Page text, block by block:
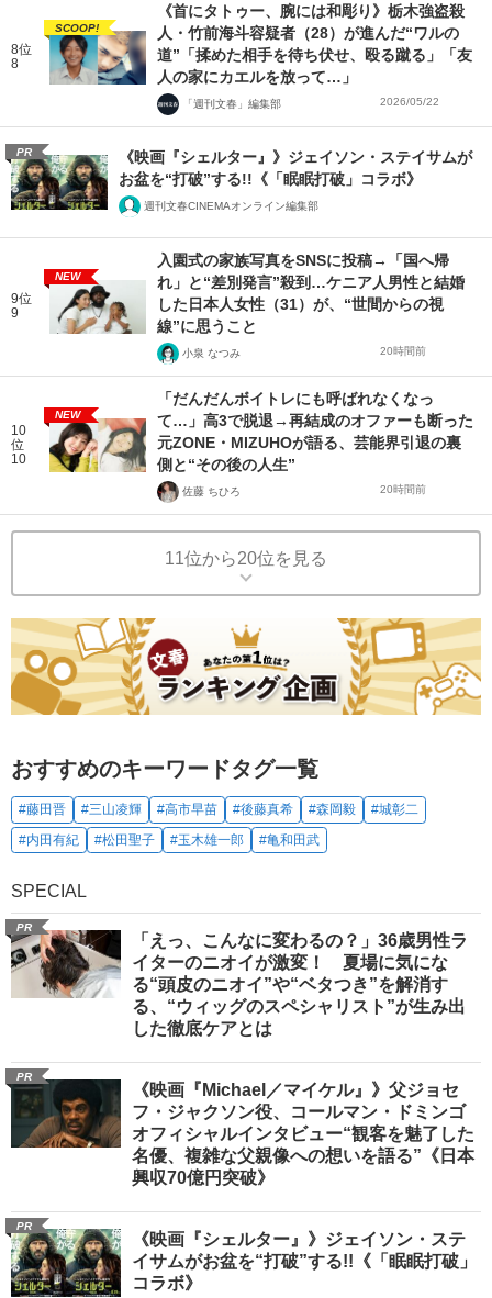
8位
8
SCOOP!
《首にタトゥー、腕には和彫り》栃木強盗殺
人・竹前海斗容疑者（28）が進んだ“ワルの
道”「揉めた相手を待ち伏せ、殴る蹴る」「友
人の家にカエルを放って…」
「週刊文春」編集部 2026/05/22
PR
《映画『シェルター』》ジェイソン・ステイサムが
お盆を“打破”する!!《「眠眠打破」コラボ》
週刊文春CINEMAオンライン編集部
9位
9
NEW
入園式の家族写真をSNSに投稿→「国へ帰
れ」と“差別発言”殺到…ケニア人男性と結婚
した日本人女性（31）が、“世間からの視
線”に思うこと
小泉 なつみ 20時間前
10
位
10
NEW
「だんだんボイトレにも呼ばれなくなっ
て…」高3で脱退→再結成のオファーも断った
元ZONE・MIZUHOが語る、芸能界引退の裏
側と“その後の人生”
佐藤 ちひろ 20時間前
11位から20位を見る
おすすめのキーワードタグ一覧
#藤田晋 #三山凌輝 #高市早苗 #後藤真希 #森岡毅
#城彰二
#内田有紀
#松田聖子 #玉木雄一郎 #亀和田武
SPECIAL
PR
「えっ、こんなに変わるの？」36歳男性ラ
イターのニオイが激変！ 夏場に気にな
る“頭皮のニオイ”や“ベタつき”を解消す
る、“ウィッグのスペシャリスト”が生み出
した徹底ケアとは
PR
《映画『Michael／マイケル』》父ジョセ
フ・ジャクソン役、コールマン・ドミンゴ
オフィシャルインタビュー“観客を魅了した
名優、複雑な父親像への想いを語る”《日本
興収70億円突破》
PR
《映画『シェルター』》ジェイソン・ステ
イサムがお盆を“打破”する!!《「眠眠打破」
コラボ》